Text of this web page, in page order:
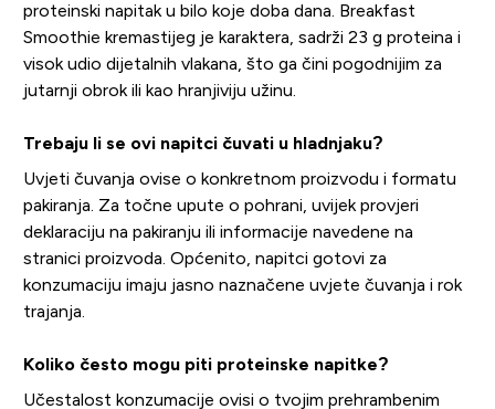
proteinski napitak u bilo koje doba dana. Breakfast
Smoothie kremastijeg je karaktera, sadrži 23 g proteina i
visok udio dijetalnih vlakana, što ga čini pogodnijim za
jutarnji obrok ili kao hranjiviju užinu.
Trebaju li se ovi napitci čuvati u hladnjaku?
Uvjeti čuvanja ovise o konkretnom proizvodu i formatu
pakiranja. Za točne upute o pohrani, uvijek provjeri
deklaraciju na pakiranju ili informacije navedene na
stranici proizvoda. Općenito, napitci gotovi za
konzumaciju imaju jasno naznačene uvjete čuvanja i rok
trajanja.
Koliko često mogu piti proteinske napitke?
Učestalost konzumacije ovisi o tvojim prehrambenim